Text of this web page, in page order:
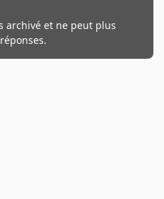
archivé et ne peut plus